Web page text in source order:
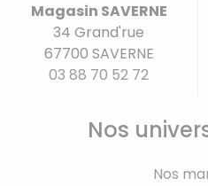
Magasin SAVERNE
34 Grand'rue
67700 SAVERNE
03 88 70 52 72
Nos
Nos